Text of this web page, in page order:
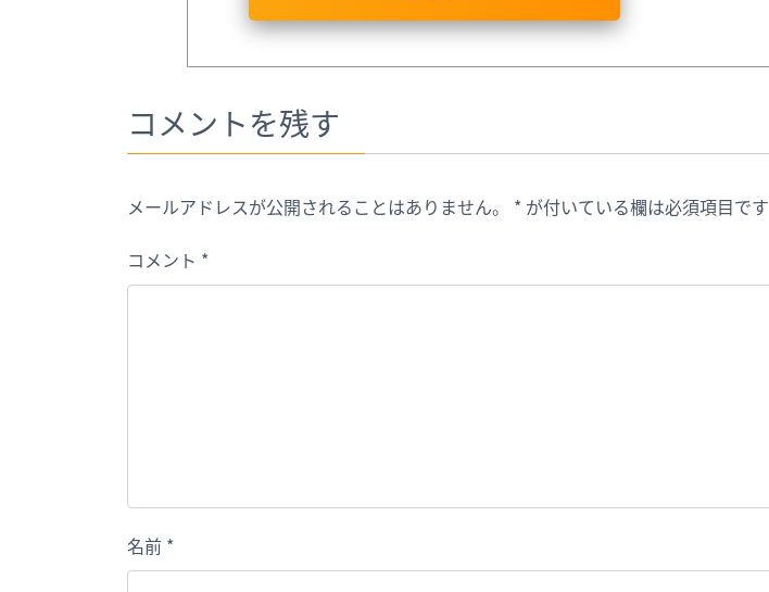
コメントを残す
メールアドレスが公開されることはありません。 * が付いている欄は必須項目です
コメント *
名前 *